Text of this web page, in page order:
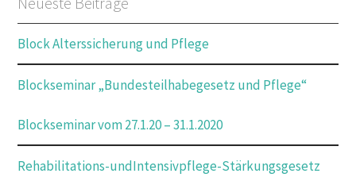
Block Alterssicherung und Pflege
Blockseminar „Bundesteilhabegesetz und Pflege“
Blockseminar vom 27.1.20 – 31.1.2020
Rehabilitations-undIntensivpflege-Stärkungsgesetz